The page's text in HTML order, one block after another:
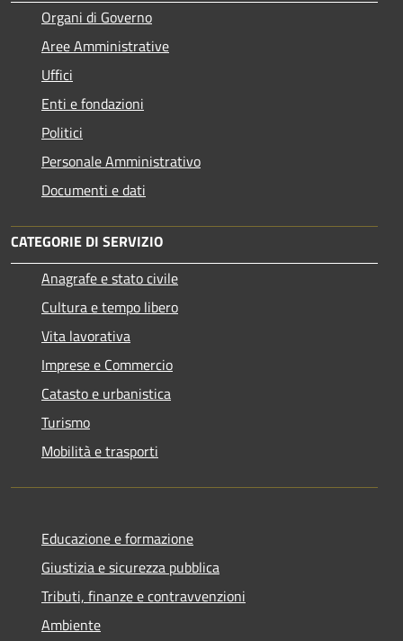
Organi di Governo
Aree Amministrative
Uffici
Enti e fondazioni
Politici
Personale Amministrativo
Documenti e dati
CATEGORIE DI SERVIZIO
Anagrafe e stato civile
Cultura e tempo libero
Vita lavorativa
Imprese e Commercio
Catasto e urbanistica
Turismo
Mobilità e trasporti
Educazione e formazione
Giustizia e sicurezza pubblica
Tributi, finanze e contravvenzioni
Ambiente